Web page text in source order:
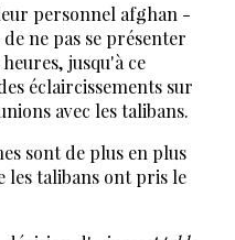
personnel afghan -
ne pas se présenter
jusqu'à ce
éclaircissements sur
avec les talibans.
sont de plus en plus
les talibans ont pris le